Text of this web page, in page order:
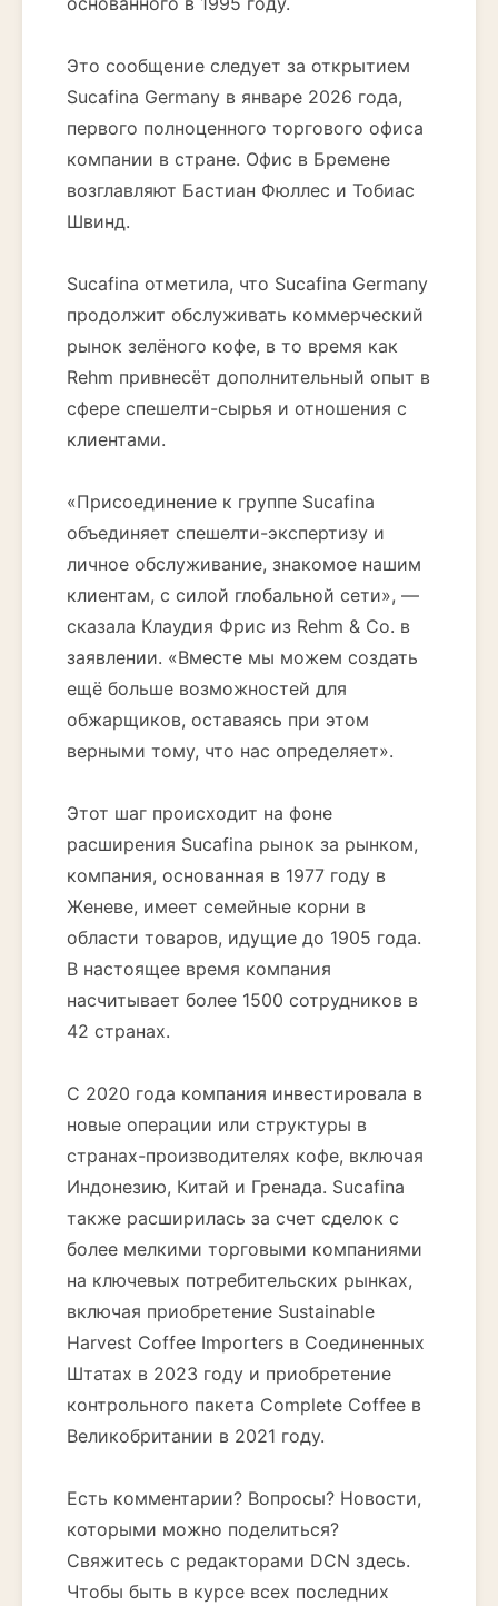
Это сообщение следует за открытием
Sucafina Germany в январе 2026 года,
первого полноценного торгового офиса
компании в стране. Офис в Бремене
возглавляют Бастиан Фюллес и Тобиас
Швинд.
Sucafina отметила, что Sucafina Germany
продолжит обслуживать коммерческий
рынок зелёного кофе, в то время как
Rehm привнесёт дополнительный опыт в
сфере спешелти-сырья и отношения с
клиентами.
«Присоединение к группе Sucafina
объединяет спешелти-экспертизу и
личное обслуживание, знакомое нашим
клиентам, с силой глобальной сети», —
сказала Клаудия Фрис из Rehm & Co. в
заявлении. «Вместе мы можем создать
ещё больше возможностей для
обжарщиков, оставаясь при этом
верными тому, что нас определяет».
Этот шаг происходит на фоне
расширения Sucafina рынок за рынком,
компания, основанная в 1977 году в
Женеве, имеет семейные корни в
области товаров, идущие до 1905 года.
В настоящее время компания
насчитывает более 1500 сотрудников в
42 странах.
С 2020 года компания инвестировала в
новые операции или структуры в
странах-производителях кофе, включая
Индонезию, Китай и Гренада. Sucafina
также расширилась за счет сделок с
более мелкими торговыми компаниями
на ключевых потребительских рынках,
включая приобретение Sustainable
Harvest Coffee Importers в Соединенных
Штатах в 2023 году и приобретение
контрольного пакета Complete Coffee в
Великобритании в 2021 году.
Есть комментарии? Вопросы? Новости,
которыми можно поделиться?
Свяжитесь с редакторами DCN здесь.
Чтобы быть в курсе всех последних